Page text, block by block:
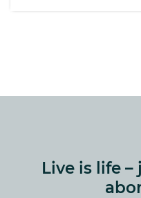
Live is life